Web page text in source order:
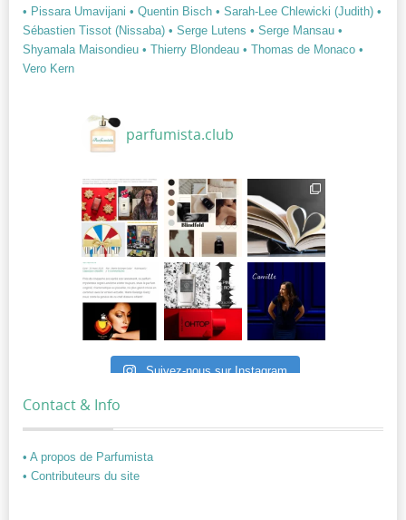
• Pissara Umavijani • Quentin Bisch • Sarah-Lee Chlewicki (Judith) •
Sébastien Tissot (Nissaba) • Serge Lutens • Serge Mansau •
Shyamala Maisondieu • Thierry Blondeau • Thomas de Monaco •
Vero Kern
parfumista.club
Suivez-nous sur Instagram
Contact & Info
• A propos de Parfumista
• Contributeurs du site